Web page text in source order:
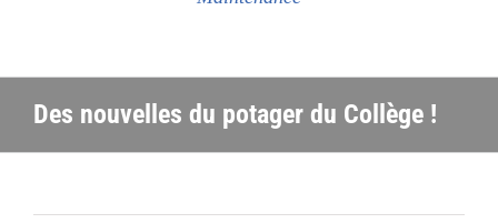
Des nouvelles du potager du Collège !